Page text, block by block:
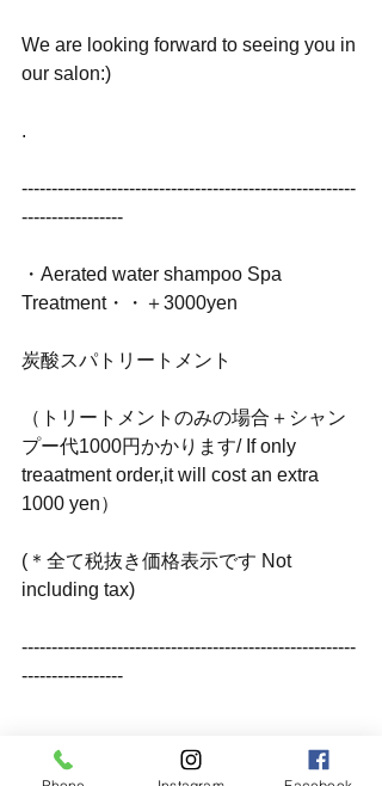
We are looking forward to seeing you in
our salon:)
.
--------------------------------------------------------
-----------------
・Aerated water shampoo Spa
Treatment・・＋3000yen
炭酸スパトリートメント
（トリートメントのみの場合＋シャン
プー代1000円かかります/ If only
treaatment order,it will cost an extra
1000 yen）
(＊全て税抜き価格表示です Not
including tax)
--------------------------------------------------------
-----------------